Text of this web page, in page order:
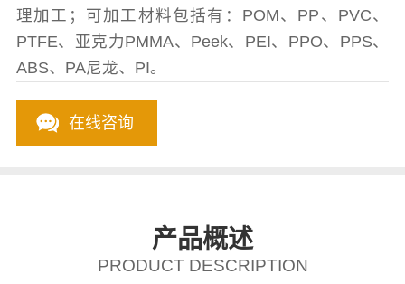
理加工；可加工材料包括有：POM、PP、PVC、
PTFE、亚克力PMMA、Peek、PEI、PPO、PPS、
ABS、PA尼龙、PI。
在线咨询
产品概述
PRODUCT DESCRIPTION